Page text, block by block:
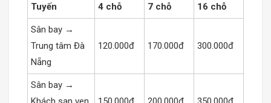
Tuyến 4 chỗ 7 chỗ 16 chỗ
Sân bay →
Trung tâm Đà
Nẵng
120.000đ 170.000đ 300.000đ
Sân bay →